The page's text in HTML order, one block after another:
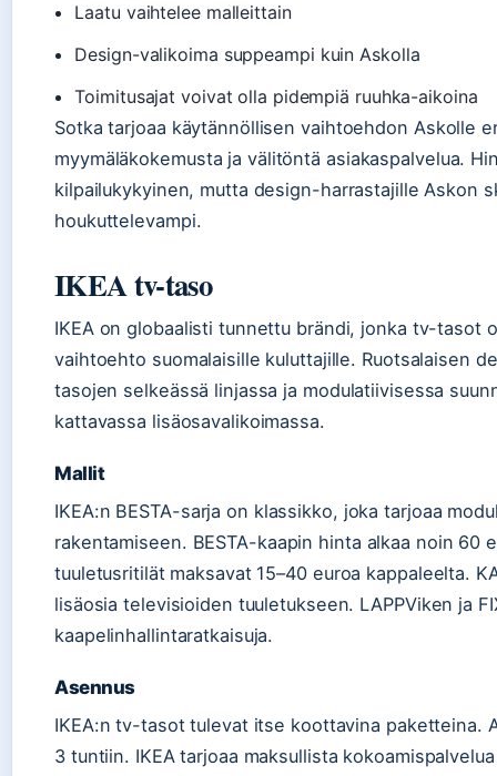
Laatu vaihtelee malleittain
Design-valikoima suppeampi kuin Askolla
Toimitusajat voivat olla pidempiä ruuhka-aikoina
Sotka tarjoaa käytännöllisen vaihtoehdon Askolle
myymäläkokemusta ja välitöntä asiakaspalvelua.
kilpailukykyinen, mutta design-harrastajille Askon
houkuttelevampi.
IKEA tv-taso
IKEA on globaalisti tunnettu brändi, jonka tv-tasot
vaihtoehto suomalaisille kuluttajille. Ruotsalaisen
tasojen selkeässä linjassa ja modulatiivisessa
kattavassa lisäosavalikoimassa.
Mallit
IKEA:n BESTA-sarja on klassikko, joka tarjoaa
rakentamiseen. BESTA-kaapin hinta alkaa noin
tuuletusritilät maksavat 15–40 euroa kappaleelta.
lisäosia televisioiden tuuletukseen. LAPPViken ja
kaapelinhallintaratkaisuja.
Asennus
IKEA:n tv-tasot tulevat itse koottavina paketteina.
3 tuntiin. IKEA tarjoaa maksullista